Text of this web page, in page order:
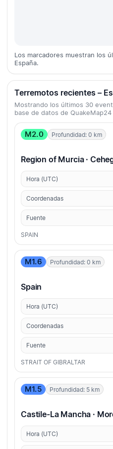
Los marcadores muestran los
España.
Terremotos recientes –
Mostrando los últimos 30
base de datos de QuakeMap24
M2.0 Profundidad: 0 km
Region of Murcia ·
Hora (UTC)
Coordenadas
Fuente
SPAIN
M1.6 Profundidad: 0 km
Spain
Hora (UTC)
Coordenadas
Fuente
STRAIT OF GIBRALTAR
M1.5 Profundidad: 5 km
Castile-La Mancha ·
Hora (UTC)